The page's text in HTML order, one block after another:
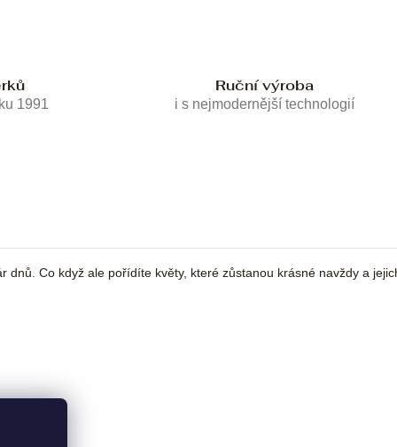
1991
Ruční výroba
i s nejmodernější technologií
Co když ale pořídíte květy, které zůstanou krásné navždy a